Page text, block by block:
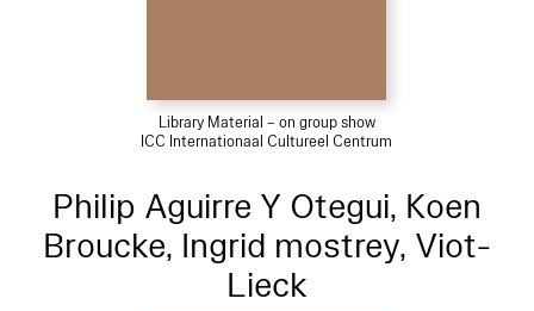
Library Material – on group show
ICC Internationaal Cultureel Centrum
Philip Aguirre Y Otegui, Koen
Broucke, Ingrid mostrey, Viot-
Lieck